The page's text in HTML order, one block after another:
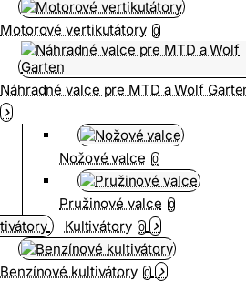
Motorové vertikutátory 0
Náhradné valce pre MTD a Wolf
Nožové valce 0
Pružinové valce 0
Kultivátory 0
Benzínové kultivátory 0